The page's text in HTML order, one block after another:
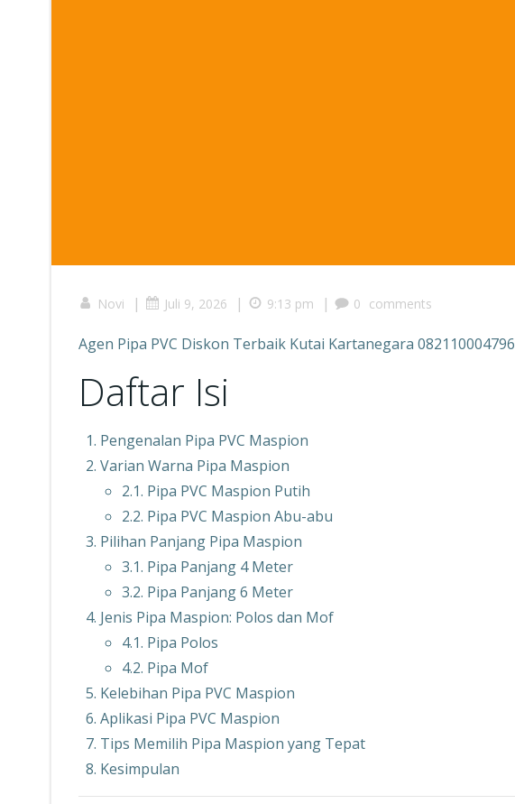
Novi | Juli 9, 2026 | 9:13 pm | 0 comments
Agen Pipa PVC Diskon Terbaik Kutai Kartanegara 082110004796
Daftar Isi
Pengenalan Pipa PVC Maspion
Varian Warna Pipa Maspion
2.1. Pipa PVC Maspion Putih
2.2. Pipa PVC Maspion Abu-abu
Pilihan Panjang Pipa Maspion
3.1. Pipa Panjang 4 Meter
3.2. Pipa Panjang 6 Meter
Jenis Pipa Maspion: Polos dan Mof
4.1. Pipa Polos
4.2. Pipa Mof
Kelebihan Pipa PVC Maspion
Aplikasi Pipa PVC Maspion
Tips Memilih Pipa Maspion yang Tepat
Kesimpulan